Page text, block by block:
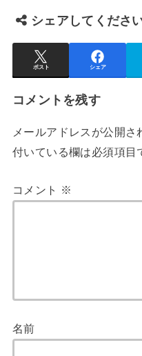
シェアしてくださ
ポスト シェア
コメントを残す
メールアドレスが公開さ
付いている欄は必須項目
コメント ※
名前